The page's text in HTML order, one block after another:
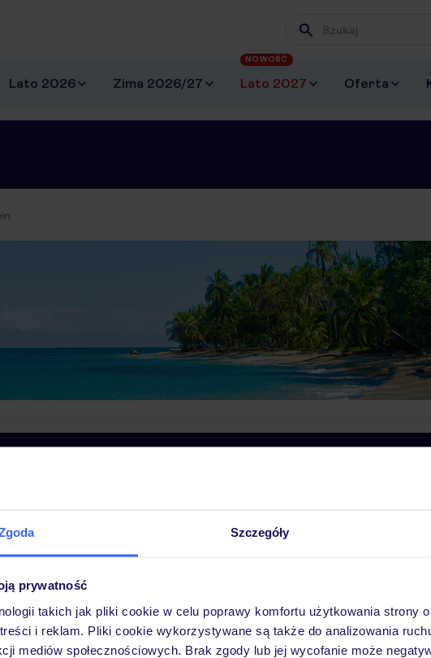
Szczegóły
prywatność
takich jak pliki cookie w celu poprawy komfortu użytkowania strony
i reklam. Pliki cookie wykorzystywane są także do analizowania
mediów społecznościowych. Brak zgody lub jej wycofanie może
Wpisz frazę, której
Lato 2026 Zima 2026/27 Lato 2027
NOWOŚĆ
Oferta
się więcej »
Historia wyszukiwań i ostatnio oglądanych
Kontakt z TUI i wszystkie informacje o